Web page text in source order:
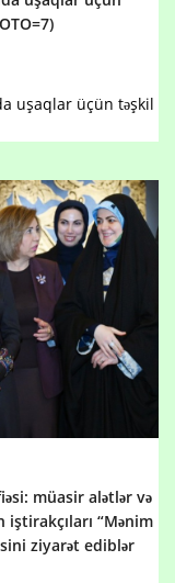
uşaqlar üçün təşkil
müasir alətlər və
iştirakçıları “Mənim
ziyarət ediblər